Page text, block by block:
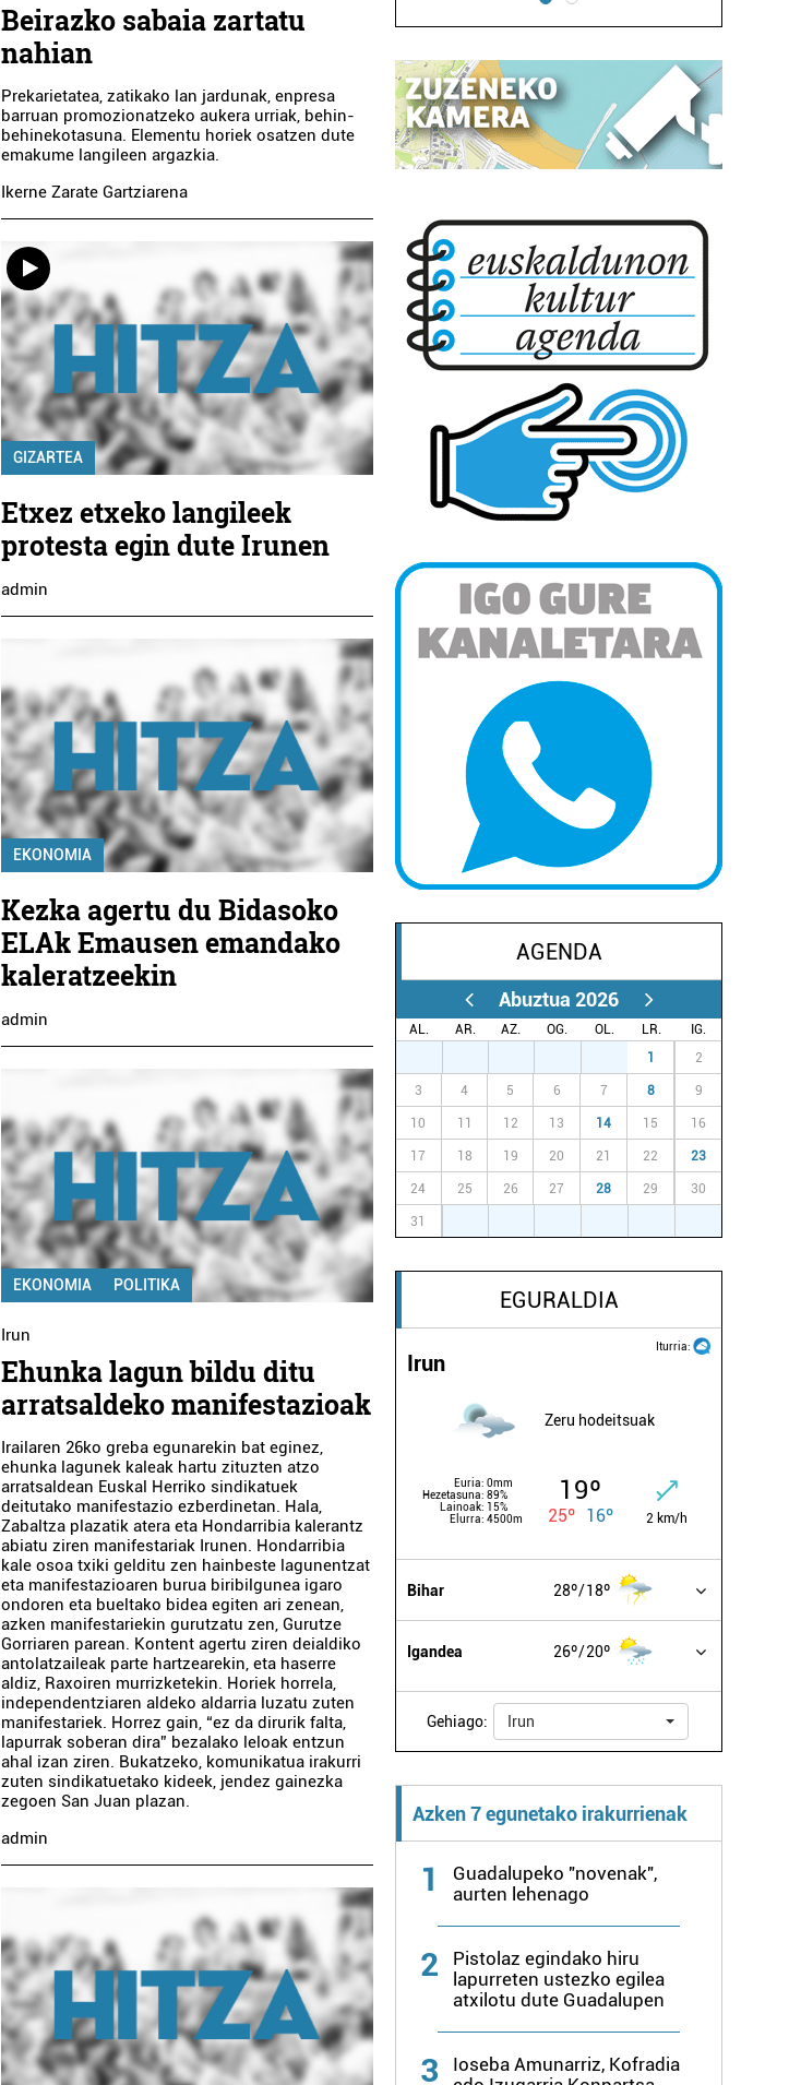
Beirazko sabaia zartatu
nahian
Prekarietatea, zatikako lan jardunak, enpresa
barruan promozionatzeko aukera urriak, behin-
behinekotasuna. Elementu horiek osatzen dute
emakume langileen argazkia.
Ikerne Zarate Gartziarena
GIZARTEA
Etxez etxeko langileek
protesta egin dute Irunen
admin
EKONOMIA
Kezka agertu du Bidasoko
ELAk Emausen emandako
kaleratzeekin
admin
EKONOMIA POLITIKA
Irun
Ehunka lagun bildu ditu
arratsaldeko manifestazioak
Irailaren 26ko greba egunarekin bat eginez,
ehunka lagunek kaleak hartu zituzten atzo
arratsaldean Euskal Herriko sindikatuek
deitutako manifestazio ezberdinetan. Hala,
Zabaltza plazatik atera eta Hondarribia kalerantz
abiatu ziren manifestariak Irunen. Hondarribia
kale osoa txiki gelditu zen hainbeste lagunentzat
eta manifestazioaren burua biribilgunea igaro
ondoren eta bueltako bidea egiten ari zenean,
azken manifestariekin gurutzatu zen, Gurutze
Gorriaren parean. Kontent agertu ziren deialdiko
antolatzaileak parte hartzearekin, eta haserre
aldiz, Raxoiren murrizketekin. Horiek horrela,
independentziaren aldeko aldarria luzatu zuten
manifestariek. Horrez gain, “ez da dirurik falta,
lapurrak soberan dira” bezalako leloak entzun
ahal izan ziren. Bukatzeko, komunikatua irakurri
zuten sindikatuetako kideek, jendez gainezka
zegoen San Juan plazan.
admin
AGENDA
Abuztua 2026
AL. AR. AZ. OG. OL. LR.
IG.
1 2
3 4 5 6 7 8 9
10 11 12 13 14 15 16
17 18 19 20 21 22 23
24 25 26 27 28 29 30
31
EGURALDIA
Iturria:
Irun
Zeru hodeitsuak
Euria: 0mm
Hezetasuna: 89%
Lainoak: 15%
Elurra: 4500m
19º
25º 16º 2 km/h
Bihar 28º 18º
Igandea 26º 20º
Gehiago: Irun
Azken 7 egunetako irakurrienak
1
Guadalupeko "novenak",
aurten lehenago
2
Pistolaz egindako hiru
lapurreten ustezko egilea
atxilotu dute Guadalupen
3
Ioseba Amunarriz, Kofradia